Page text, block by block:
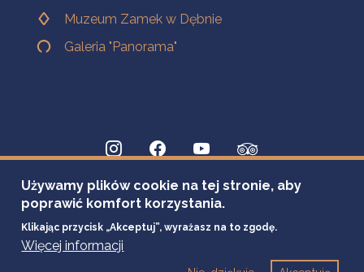
Muzeum Zamek w Dębnie
Galeria "Panorama"
Używamy plików cookie na tej stronie, aby
poprawić komfort korzystania.
Klikając przycisk „Akceptuj”, wyrażasz na to zgodę.
Więcej informacji